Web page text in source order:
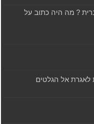
? מה היה כתוב על